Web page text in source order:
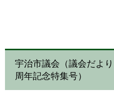
宇治市議会（議会だよ
周年記念特集号）